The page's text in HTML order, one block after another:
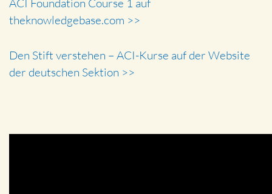
theknowledgebase.com >>
Den Stift verstehen – ACI-Kurse auf der Website
der deutschen Sektion >>